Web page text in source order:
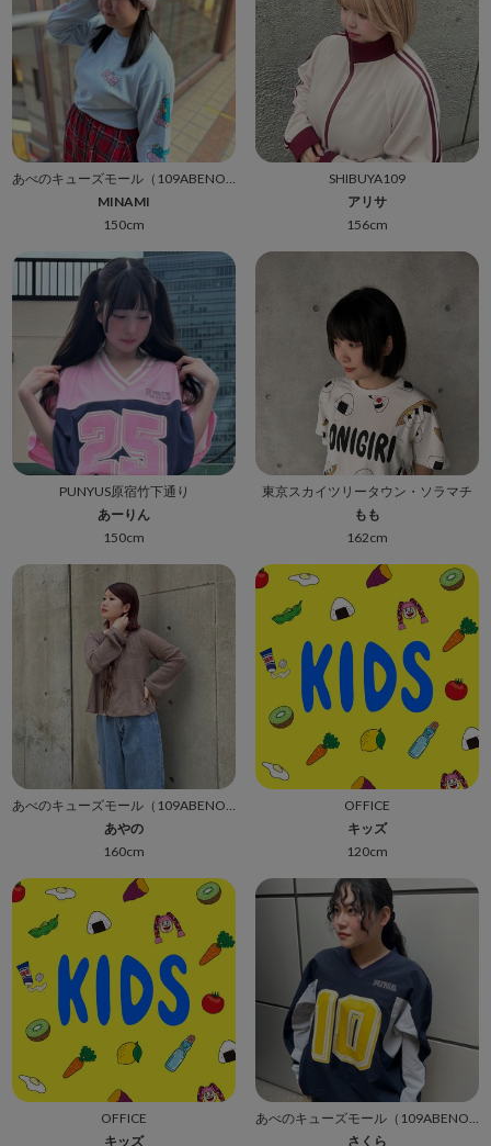
あべのキューズモール（109ABENO）
MINAMI
150cm
SHIBUYA109
アリサ
156cm
PUNYUS原宿竹下通り
あーりん
150cm
東京スカイツリータウン・ソラマチ
もも
162cm
あやの
160cm
OFFICE
キッズ
120cm
OFFICE
キッズ
さくら